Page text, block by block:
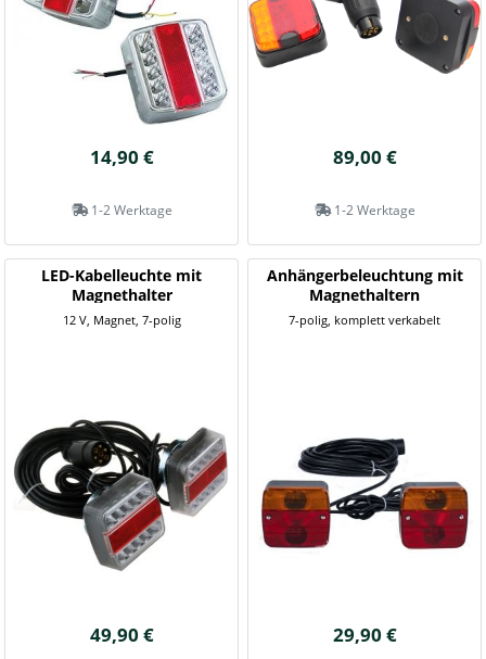
14,90 €
1-2 Werktage
89,00 €
1-2 Werktage
LED-Kabelleuchte mit
Magnethalter
12 V, Magnet, 7-polig
49,90 €
Anhängerbeleuchtung mit
Magnethaltern
7-polig, komplett verkabelt
29,90 €